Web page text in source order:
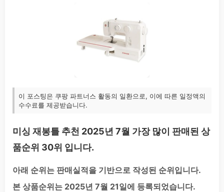
이 포스팅은 쿠팡 파트너스 활동의 일환으로, 이에 따른 일정액의
수수료를 제공받습니다.
미싱 재봉틀 추천 2025년 7월 가장 많이 판매된 상
품순위 30위 입니다.
아래 순위는 판매실적을 기반으로 작성된 순위입니다.
본 상품순위는 2025년 7월 21일에 등록되었습니다.